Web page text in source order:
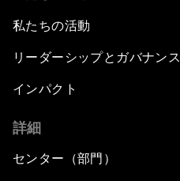
私たちの活動
リーダーシップとガバナンス
インパクト
詳細
センター（部門）